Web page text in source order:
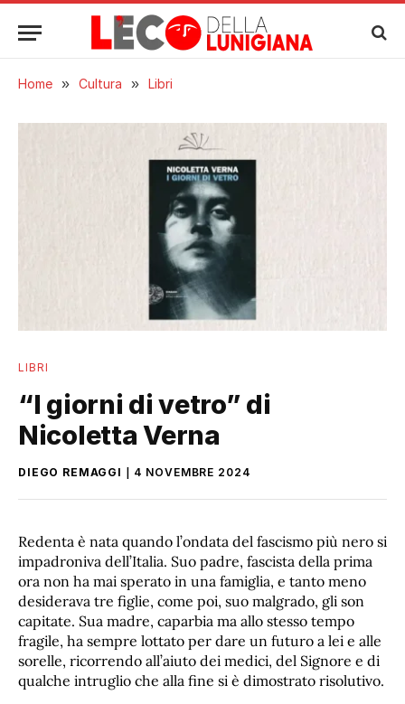
Home » Cultura » Libri
LIBRI
“I giorni di vetro” di
Nicoletta Verna
DIEGO REMAGGI 4 NOVEMBRE 2024
Redenta è nata quando l’ondata del fascismo più nero si
impadroniva dell’Italia. Suo padre, fascista della prima
ora non ha mai sperato in una famiglia, e tanto meno
desiderava tre figlie, come poi, suo malgrado, gli son
capitate. Sua madre, caparbia ma allo stesso tempo
fragile, ha sempre lottato per dare un futuro a lei e alle
sorelle, ricorrendo all’aiuto dei medici, del Signore e di
qualche intruglio che alla fine si è dimostrato risolutivo.